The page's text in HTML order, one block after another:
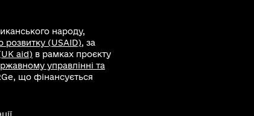
народу,
(USAID), за
aid) в рамках проєкту
управлінні та
що фінансується